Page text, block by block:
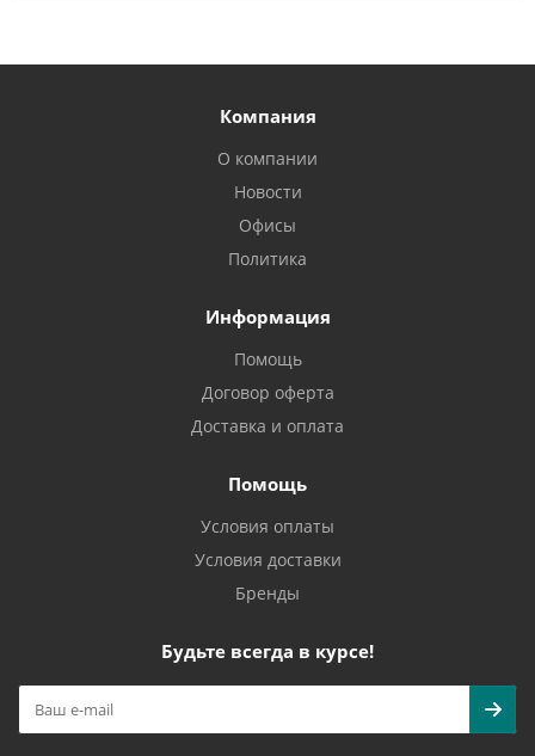
Компания
О компании
Новости
Офисы
Политика
Информация
Помощь
Договор оферта
Доставка и оплата
Помощь
Условия оплаты
Условия доставки
Бренды
Будьте всегда в курсе!